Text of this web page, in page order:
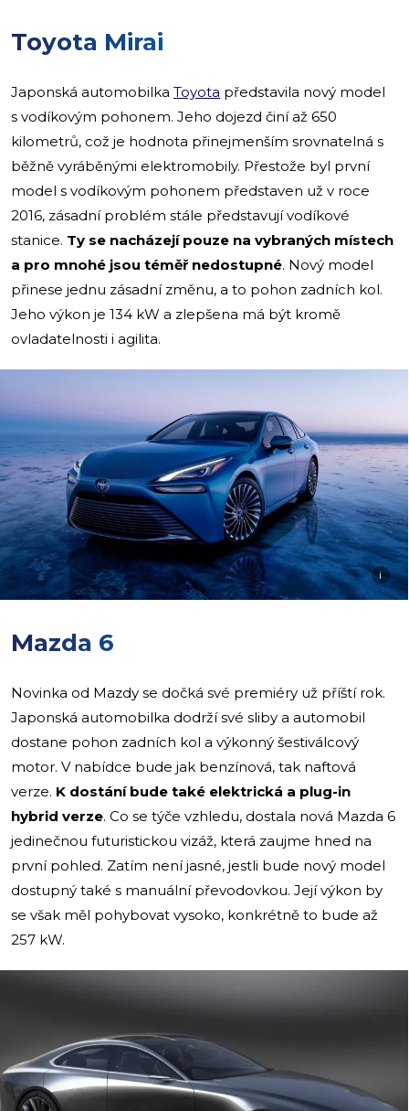
Toyota Mirai
Japonská automobilka Toyota představila nový model
s vodíkovým pohonem. Jeho dojezd činí až 650
kilometrů, což je hodnota přinejmenším srovnatelná s
běžně vyráběnými elektromobily. Přestože byl první
model s vodíkovým pohonem představen už v roce
2016, zásadní problém stále představují vodíkové
stanice. Ty se nacházejí pouze na vybraných místech
a pro mnohé jsou téměř nedostupné. Nový model
přinese jednu zásadní změnu, a to pohon zadních kol.
Jeho výkon je 134 kW a zlepšena má být kromě
ovladatelnosti i agilita.
i
Mazda 6
Novinka od Mazdy se dočká své premiéry už příští rok.
Japonská automobilka dodrží své sliby a automobil
dostane pohon zadních kol a výkonný šestiválcový
motor. V nabídce bude jak benzínová, tak naftová
verze. K dostání bude také elektrická a plug-in
hybrid verze. Co se týče vzhledu, dostala nová Mazda 6
jedinečnou futuristickou vizáž, která zaujme hned na
první pohled. Zatím není jasné, jestli bude nový model
dostupný také s manuální převodovkou. Její výkon by
se však měl pohybovat vysoko, konkrétně to bude až
257 kW.